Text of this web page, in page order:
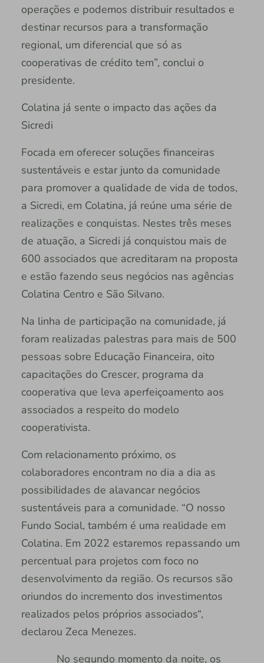
operações e podemos distribuir resultados e
destinar recursos para a transformação
regional, um diferencial que só as
cooperativas de crédito tem”, conclui o
presidente.
Colatina já sente o impacto das ações da
Sicredi
Focada em oferecer soluções financeiras
sustentáveis e estar junto da comunidade
para promover a qualidade de vida de todos,
a Sicredi, em Colatina, já reúne uma série de
realizações e conquistas. Nestes três meses
de atuação, a Sicredi já conquistou mais de
600 associados que acreditaram na proposta
e estão fazendo seus negócios nas agências
Colatina Centro e São Silvano.
Na linha de participação na comunidade, já
foram realizadas palestras para mais de 500
pessoas sobre Educação Financeira, oito
capacitações do Crescer, programa da
cooperativa que leva aperfeiçoamento aos
associados a respeito do modelo
cooperativista.
Com relacionamento próximo, os
colaboradores encontram no dia a dia as
possibilidades de alavancar negócios
sustentáveis para a comunidade. “O nosso
Fundo Social, também é uma realidade em
Colatina. Em 2022 estaremos repassando um
percentual para projetos com foco no
desenvolvimento da região. Os recursos são
oriundos do incremento dos investimentos
realizados pelos próprios associados“,
declarou Zeca Menezes.
No segundo momento da noite, os